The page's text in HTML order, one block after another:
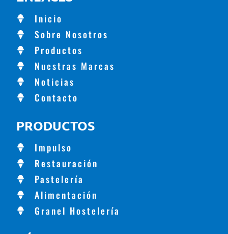
Inicio
Sobre Nosotros
Productos
Nuestras Marcas
Noticias
Contacto
PRODUCTOS
Impulso
Restauración
Pastelería
Alimentación
Granel Hostelería